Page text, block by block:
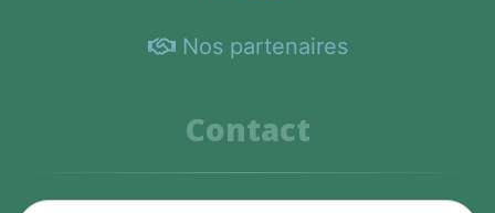
Nos partenaires
Contact